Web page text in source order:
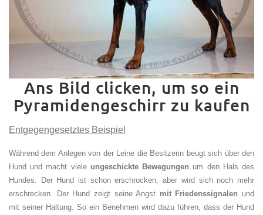
Ans Bild clicken, um so ein
Pyramidengeschirr zu kaufen
Entgegengesetztes Beispiel
Während dem Anlegen von der Leine die Besitzerin beugt sich über den
Hund und macht viele ungeschickte Bewegungen um den Hals des
Hundes. Der Hund ist schon erschrocken, aber wird sich noch mehr
erschrecken. Der Hund zeigt seine Angst mit Friedenssignalen und
mit seiner Haltung. So ein Benehmen wird dazu führen, dass der Hund